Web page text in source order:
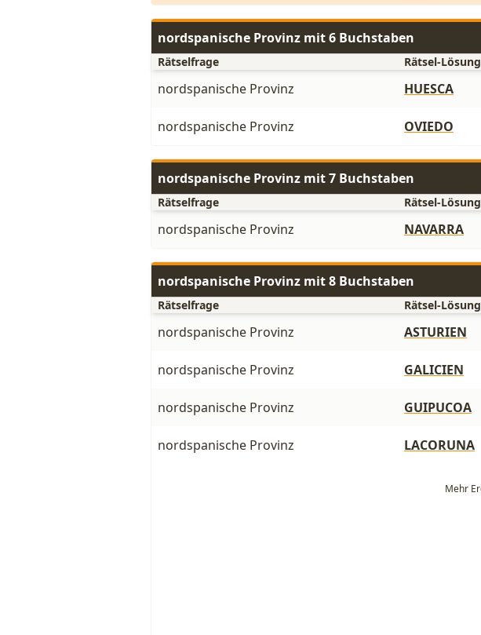
nordspanische Provinz mit 6 Buchstaben
Rätselfrage Rätsel-Lösung
nordspanische Provinz HUESCA
nordspanische Provinz OVIEDO
nordspanische Provinz mit 7 Buchstaben
Rätselfrage Rätsel-Lösung
nordspanische Provinz NAVARRA
nordspanische Provinz mit 8 Buchstaben
Rätselfrage Rätsel-Lösung
nordspanische Provinz ASTURIEN
nordspanische Provinz GALICIEN
nordspanische Provinz GUIPUCOA
nordspanische Provinz LACORUNA